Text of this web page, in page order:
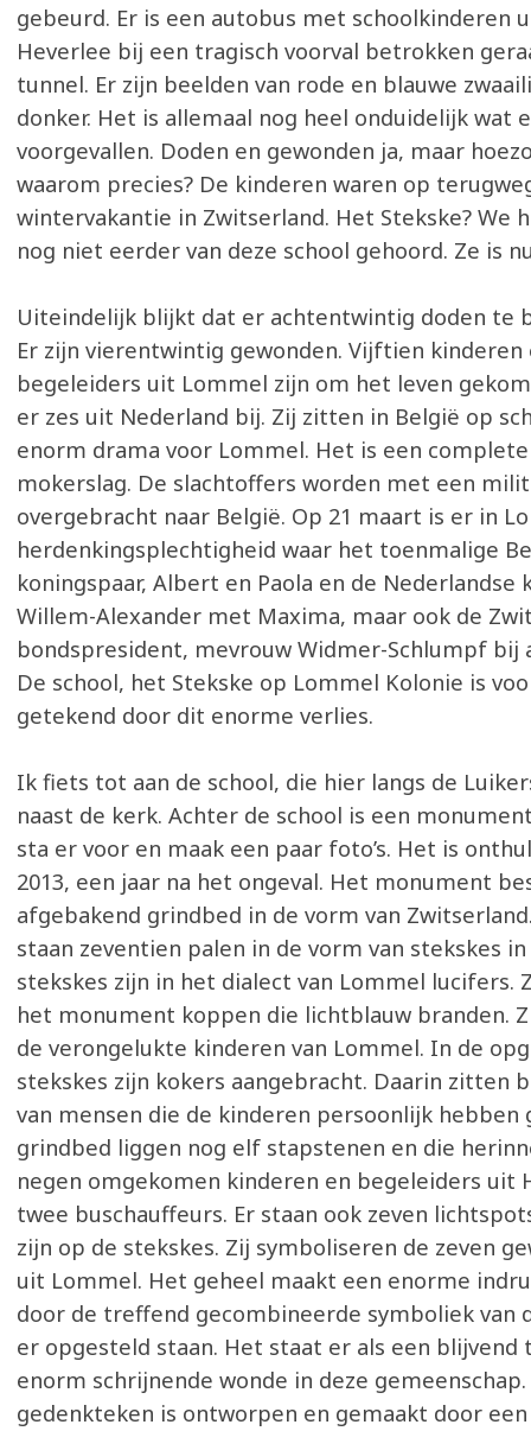
gebeurd. Er is een autobus met schoolkinderen
Heverlee bij een tragisch voorval betrokken
tunnel. Er zijn beelden van rode en blauwe
donker. Het is allemaal nog heel onduidelijk wat
voorgevallen. Doden en gewonden ja, maar
waarom precies? De kinderen waren op
wintervakantie in Zwitserland. Het Stekske? We
nog niet eerder van deze school gehoord. Ze is
Uiteindelijk blijkt dat er achtentwintig doden te
Er zijn vierentwintig gewonden. Vijftien kinderen
begeleiders uit Lommel zijn om het leven
er zes uit Nederland bij. Zij zitten in België op
enorm drama voor Lommel. Het is een
mokerslag. De slachtoffers worden met een
overgebracht naar België. Op 21 maart is er in
herdenkingsplechtigheid waar het toenmalige
koningspaar, Albert en Paola en de Nederlandse
Willem-Alexander met Maxima, maar ook de
bondspresident, mevrouw Widmer-Schlumpf bij
De school, het Stekske op Lommel Kolonie is
getekend door dit enorme verlies.
Ik fiets tot aan de school, die hier langs de
naast de kerk. Achter de school is een
sta er voor en maak een paar foto’s. Het is
2013, een jaar na het ongeval. Het monument
afgebakend grindbed in de vorm van
staan zeventien palen in de vorm van stekskes
stekskes zijn in het dialect van Lommel lucifers.
het monument koppen die lichtblauw branden.
de verongelukte kinderen van Lommel. In de
stekskes zijn kokers aangebracht. Daarin zitten
van mensen die de kinderen persoonlijk hebben
grindbed liggen nog elf stapstenen en die
negen omgekomen kinderen en begeleiders uit
twee buschauffeurs. Er staan ook zeven
zijn op de stekskes. Zij symboliseren de zeven
uit Lommel. Het geheel maakt een enorme
door de treffend gecombineerde symboliek van
er opgesteld staan. Het staat er als een blijvend
enorm schrijnende wonde in deze
gedenkteken is ontworpen en gemaakt door